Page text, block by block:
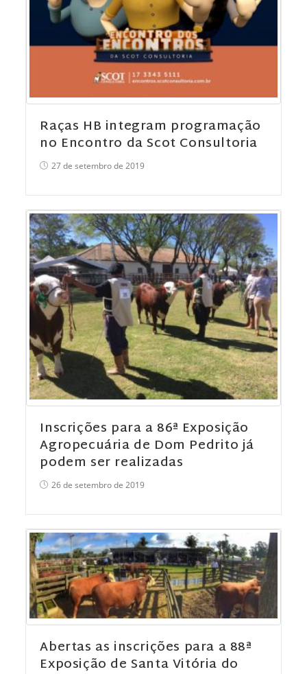
Raças HB integram programação
no Encontro da Scot Consultoria
27 de setembro de 2019
Inscrições para a 86ª Exposição
Agropecuária de Dom Pedrito já
podem ser realizadas
26 de setembro de 2019
Abertas as inscrições para a 88ª
Exposição de Santa Vitória do